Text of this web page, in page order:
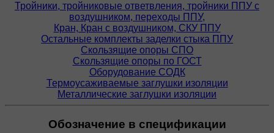
Тройники, тройниковые ответвления, тройники ППУ с
воздушником, переходы ППУ,
Кран, Кран с воздушником, СКУ ППУ
Остальные комплекты заделки стыка ППУ
Скользящие опоры СПО
Скользящие опоры по ГОСТ
Оборудование СОДК
Термоусаживаемые заглушки изоляции
Металлические заглушки изоляции
Обозначение в спецификации